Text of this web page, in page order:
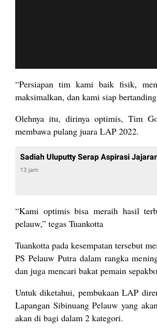
“Persiapan tim kami baik fisik,
maksimalkan, dan kami siap
Olehnya itu, dirinya optimis, Tim
membawa pulang juara LAP 2022.
Sadiah Uluputty Serap Aspirasi
13 jam
“Kami optimis bisa meraih hasil
pelauw,” tegas Tuankotta
Tuankotta pada kesempatan tersebut
PS Pelauw Putra dalam rangka
dan juga mencari bakat pemain
Untuk diketahui, pembukaan LAP
Lapangan Sibinuang Pelauw yang
akan di bagi dalam 2 kategori.